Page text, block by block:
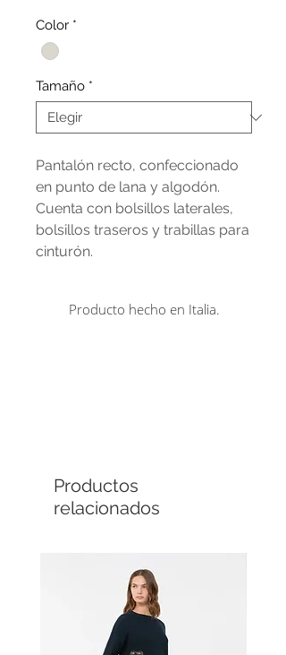
Color *
Tamaño *
Pantalón recto, confeccionado
en punto de lana y algodón.
Cuenta con bolsillos laterales,
bolsillos traseros y trabillas para
cinturón.
Producto hecho en Italia.
Productos
relacionados